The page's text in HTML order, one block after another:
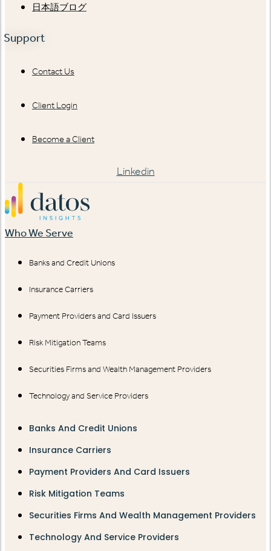
日本語ブログ
Support
Contact Us
Client Login
Become a Client
Linkedin
Who We Serve
Banks and Credit Unions
Insurance Carriers
Payment Providers and Card Issuers
Risk Mitigation Teams
Securities Firms and Wealth Management Providers
Technology and Service Providers
Banks And Credit Unions
Insurance Carriers
Payment Providers And Card Issuers
Risk Mitigation Teams
Securities Firms And Wealth Management Providers
Technology And Service Providers